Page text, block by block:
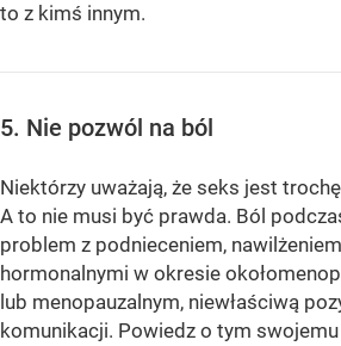
to z kimś innym.
5. Nie pozwól na ból
Niektórzy uważają, że seks jest
A to nie musi być prawda. Ból
problem z podnieceniem,
hormonalnymi w okresie
lub menopauzalnym, niewłaściwą
komunikacji. Powiedz o tym